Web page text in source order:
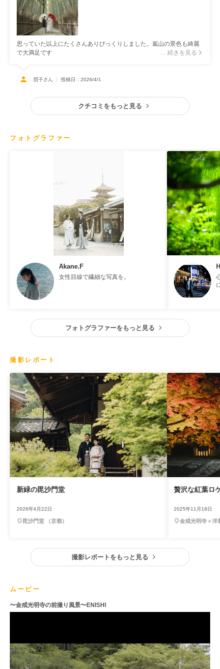
思っていた以上にたくさんありびっくりしました。嵐山の景色も綺麗
で大満足です
… 続きを見る
団子さん 投稿日：2026/4/1
クチコミをもっと見る
フォトグラファー
Akane.F
女性目線で繊細な写真を。
フォトグラファーをもっと見る
撮影レポート
新緑の毘沙門堂
2026年4月22日
毘沙門堂 （京都）
贅沢な紅葉ロ
2025年11月18日
金戒光明寺＋洋
撮影レポートをもっと見る
ムービー
〜金戒光明寺の前撮り風景〜ENISHI